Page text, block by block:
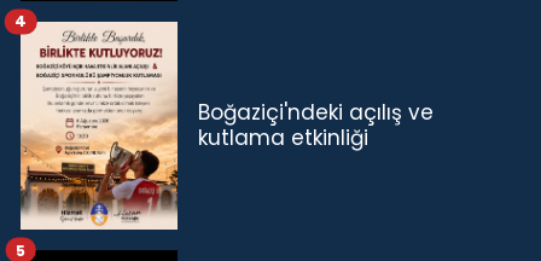
Boğaziçi'ndeki açılış ve
kutlama etkinliği
4
5